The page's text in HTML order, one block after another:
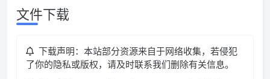
文件下载
下载声明：本站部分资源来自于网络收集，若侵犯
了你的隐私或版权，请及时联系我们删除有关信息。